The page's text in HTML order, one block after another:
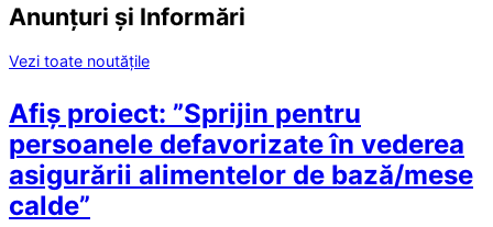
Anunțuri și Informări
Vezi toate noutățile
Afiș proiect: ”Sprijin pentru
persoanele defavorizate în vederea
asigurării alimentelor de bază/mese
calde”